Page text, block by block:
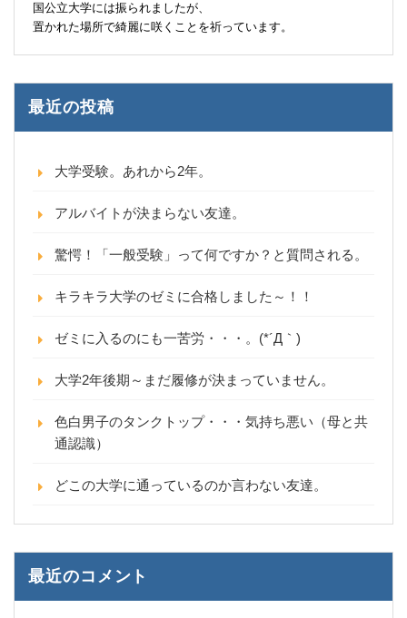
国公立大学には振られましたが、
置かれた場所で綺麗に咲くことを祈っています。
最近の投稿
大学受験。あれから2年。
アルバイトが決まらない友達。
驚愕！「一般受験」って何ですか？と質問される。
キラキラ大学のゼミに合格しました～！！
ゼミに入るのにも一苦労・・・。(*´Д｀)
大学2年後期～まだ履修が決まっていません。
色白男子のタンクトップ・・・気持ち悪い（母と共
通認識）
どこの大学に通っているのか言わない友達。
最近のコメント